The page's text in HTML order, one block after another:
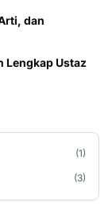
dan
Lengkap Ustaz
(1)
(3)